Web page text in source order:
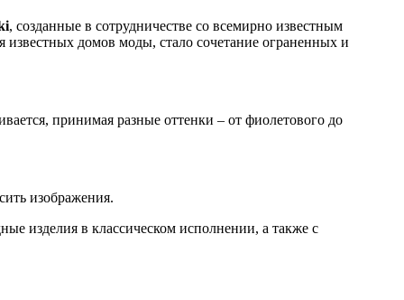
, созданные в сотрудничестве со всемирно известным
домов моды, стало сочетание ограненных и
принимая разные оттенки – от фиолетового до
изображения.
изделия в классическом исполнении, а также с